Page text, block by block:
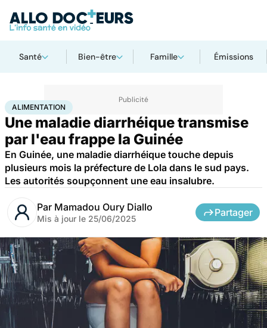
Santé Bien-être Famille Émissions
AccueilSantéSociété Santé publiqueAlimentation
ALIMENTATION
Une maladie diarrhéique transmise
par l'eau frappe la Guinée
En Guinée, une maladie diarrhéique touche depuis
plusieurs mois la préfecture de Lola dans le sud pays.
Les autorités soupçonnent une eau insalubre.
Par Mamadou Oury Diallo
Mis à jour le 25/06/2025
Partager